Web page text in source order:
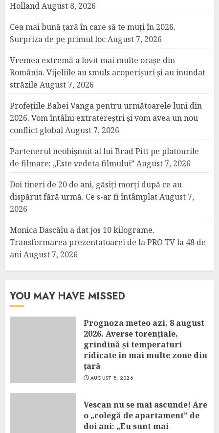
HollandAugust 8, 2026
Cea mai bună țară în care să te muți în 2026.
Surpriza de pe primul locAugust 7, 2026
Vremea extremă a lovit mai multe orașe din
România. Vijeliile au smuls acoperișuri și au inundat
străzile August 7, 2026
Profețiile Babei Vanga pentru următoarele luni din
2026. Vom întâlni extratereștri și vom avea un nou
conflict globalAugust 7, 2026
Partenerul neobișnuit al lui Brad Pitt pe platourile
de filmare: „Este vedeta filmului” August 7, 2026
Doi tineri de 20 de ani, găsiți morți după ce au
dispărut fără urmă. Ce s-ar fi întâmplatAugust 7,
2026
Monica Dascălu a dat jos 10 kilograme.
Transformarea prezentatoarei de la PRO TV la 48 de
aniAugust 7, 2026
YOU MAY HAVE MISSED
Prognoza meteo azi, 8 august
2026. Averse torențiale,
grindină și temperaturi
ridicate în mai multe zone din
țară
AUGUST 8, 2026
Vescan nu se mai ascunde! Are
o „colegă de apartament” de
doi ani: „Eu sunt mai